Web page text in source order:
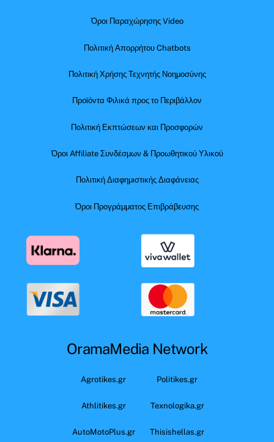
Όροι Παραχώρησης Video
Πολιτική Απορρήτου Chatbots
Πολιτική Χρήσης Τεχνητής Νοημοσύνης
Προϊόντα Φιλικά προς το Περιβάλλον
Πολιτική Εκπτώσεων και Προσφορών
Όροι Affiliate Συνδέσμων & Προωθητικού Υλικού
Πολιτική Διαφημιστικής Διαφάνειας
Όροι Προγράμματος Επιβράβευσης
OramaMedia Network
Agrotikes.gr Politikes.gr
Athlitikes.gr Texnologika.gr
AutoMotoPlus.gr Thisishellas.gr